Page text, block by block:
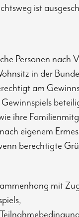
ist
Personen nach
in der
am
ihre
eigenem
berechtigte
mit